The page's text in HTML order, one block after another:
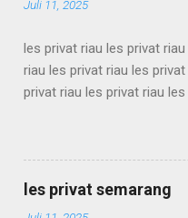
Juli 11, 2025
les privat riau les privat
riau les privat riau les
privat riau les privat riau
riau les privat riau les
privat riau les privat riau
les privat riau les privat
les privat semarang